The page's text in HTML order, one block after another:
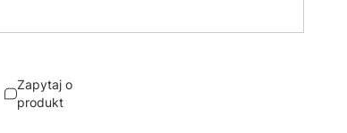
Zapytaj o
produkt